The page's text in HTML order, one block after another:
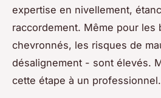
expertise en nivellement,
raccordement. Même pour les
chevronnés, les risques de
désalignement - sont élevés.
cette étape à un professionnel.